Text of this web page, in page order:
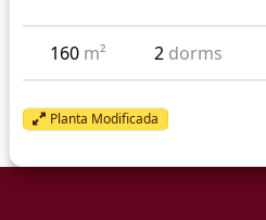
160 m² 2 dorms
Planta Modificada